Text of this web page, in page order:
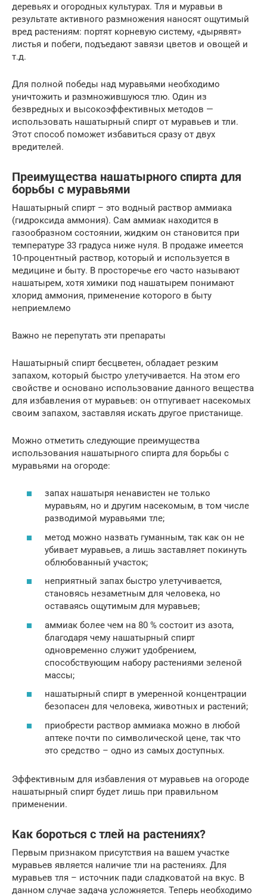
деревьях и огородных культурах. Тля и муравьи в
результате активного размножения наносят ощутимый
вред растениям: портят корневую систему, «дырявят»
листья и побеги, подъедают завязи цветов и овощей и
т.д.
Для полной победы над муравьями необходимо
уничтожить и размножившуюся тлю. Один из
безвредных и высокоэффективных методов —
использовать нашатырный спирт от муравьев и тли.
Этот способ поможет избавиться сразу от двух
вредителей.
Преимущества нашатырного спирта для
борьбы с муравьями
Нашатырный спирт – это водный раствор аммиака
(гидроксида аммония). Сам аммиак находится в
газообразном состоянии, жидким он становится при
температуре 33 градуса ниже нуля. В продаже имеется
10-процентный раствор, который и используется в
медицине и быту. В просторечье его часто называют
нашатырем, хотя химики под нашатырем понимают
хлорид аммония, применение которого в быту
неприемлемо
Важно не перепутать эти препараты
Нашатырный спирт бесцветен, обладает резким
запахом, который быстро улетучивается. На этом его
свойстве и основано использование данного вещества
для избавления от муравьев: он отпугивает насекомых
своим запахом, заставляя искать другое пристанище.
Можно отметить следующие преимущества
использования нашатырного спирта для борьбы с
муравьями на огороде:
запах нашатыря ненавистен не только
муравьям, но и другим насекомым, в том числе
разводимой муравьями тле;
метод можно назвать гуманным, так как он не
убивает муравьев, а лишь заставляет покинуть
облюбованный участок;
неприятный запах быстро улетучивается,
становясь незаметным для человека, но
оставаясь ощутимым для муравьев;
аммиак более чем на 80 % состоит из азота,
благодаря чему нашатырный спирт
одновременно служит удобрением,
способствующим набору растениями зеленой
массы;
нашатырный спирт в умеренной концентрации
безопасен для человека, животных и растений;
приобрести раствор аммиака можно в любой
аптеке почти по символической цене, так что
это средство – одно из самых доступных.
Эффективным для избавления от муравьев на огороде
нашатырный спирт будет лишь при правильном
применении.
Как бороться с тлей на растениях?
Первым признаком присутствия на вашем участке
муравьев является наличие тли на растениях. Для
муравьев тля – источник пади сладковатой на вкус. В
данном случае задача усложняется. Теперь необходимо